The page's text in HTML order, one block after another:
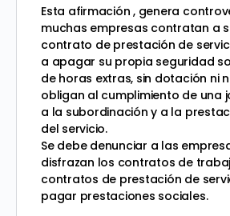
Esta afirmación , genera
muchas empresas contratan a
contrato de prestación de
a apagar su propia seguridad
de horas extras, sin dotación ni
obligan al cumplimiento de una
a la subordinación y a la
del servicio.
Se debe denunciar a las
disfrazan los contratos de
contratos de prestación de
pagar prestaciones sociales.